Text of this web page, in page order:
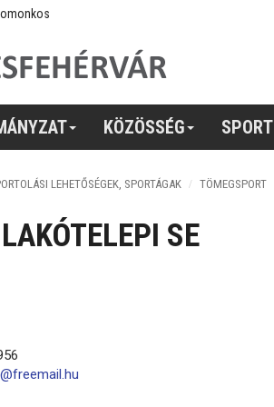
KÖZÖSSÉG SPORT
LEHETŐSÉGEK, SPORTÁGAK TÖMEGSPORT
SE